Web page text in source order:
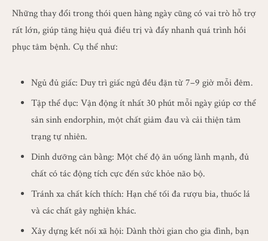
Những thay đổi trong thói quen hàng ngày cũng có vai trò hỗ trợ
rất lớn, giúp tăng hiệu quả điều trị và đẩy nhanh quá trình hồi
phục tâm bệnh. Cụ thể như:
Ngủ đủ giấc: Duy trì giấc ngủ đều đặn từ 7–9 giờ mỗi đêm.
Tập thể dục: Vận động ít nhất 30 phút mỗi ngày giúp cơ thể
sản sinh endorphin, một chất giảm đau và cải thiện tâm
trạng tự nhiên.
Dinh dưỡng cân bằng: Một chế độ ăn uống lành mạnh, đủ
chất có tác động tích cực đến sức khỏe não bộ.
Tránh xa chất kích thích: Hạn chế tối đa rượu bia, thuốc lá
và các chất gây nghiện khác.
Xây dựng kết nối xã hội: Dành thời gian cho gia đình, bạn